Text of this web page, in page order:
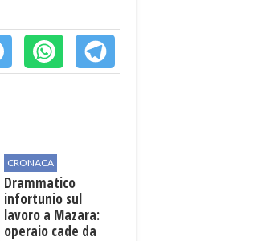
CRONACA
Drammatico
infortunio sul
lavoro a Mazara:
operaio cade da